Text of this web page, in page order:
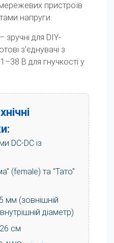
пристроїв
напруги.
– зручні для DIY-
з’єднувачі з
В для гнучкості у
DC-DC із
(female) та "Тато"
мм (зовнішній
діаметр)
26 см